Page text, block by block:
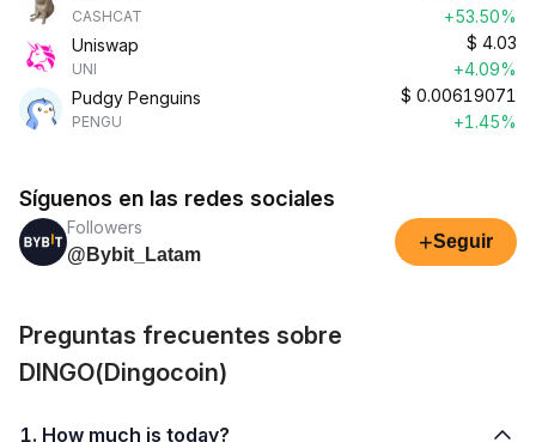
CASHCAT
+53.50%
Uniswap
UNI
$ 4.03
+4.09%
Pudgy Penguins
PENGU
$ 0.00619071
+1.45%
Síguenos en las redes sociales
Followers
@Bybit_Latam
+Seguir
Preguntas frecuentes sobre
DINGO(Dingocoin)
1. How much is today?